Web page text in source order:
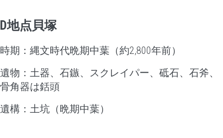
D地点貝塚
時期：縄文時代晩期中葉（約2,800年前）
遺物：土器、石鏃、スクレイパー、砥石、 石斧、
骨角器は銛頭
遺構：土坑（晩期中葉）